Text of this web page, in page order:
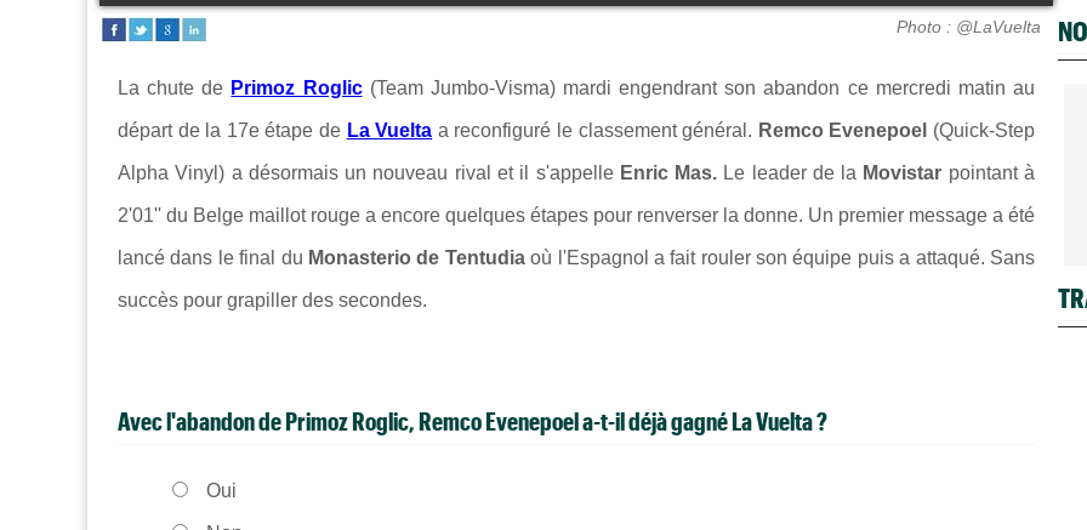
Photo : @LaVuelta
La chute de Primoz Roglic (Team Jumbo-Visma) mardi engendrant son abandon ce mercredi matin au
départ de la 17e étape de La Vuelta a reconfiguré le classement général. Remco Evenepoel (Quick-Step
Alpha Vinyl) a désormais un nouveau rival et il s'appelle Enric Mas. Le leader de la Movistar pointant à
2'01'' du Belge maillot rouge a encore quelques étapes pour renverser la donne. Un premier message a été
lancé dans le final du Monasterio de Tentudiaoù l'Espagnol a fait rouler son équipe puis a attaqué. Sans
succès pour grapiller des secondes.
Avec l'abandon de Primoz Roglic, Remco Evenepoel a-t-il déjà gagné La Vuelta ?
Oui